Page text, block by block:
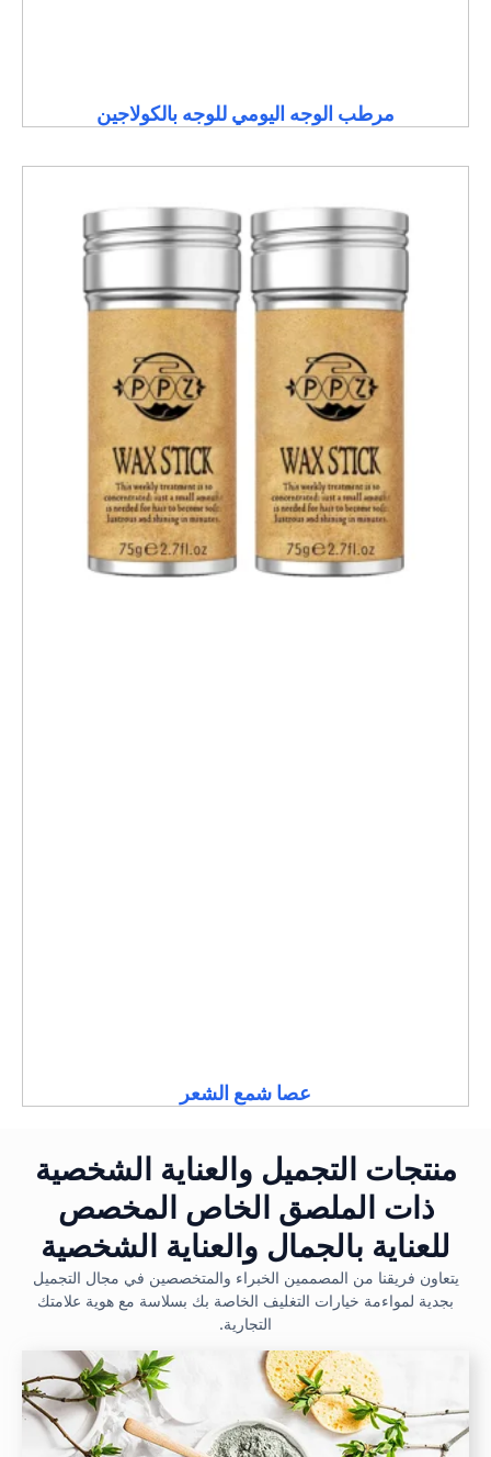
مرطب الوجه اليومي للوجه بالكولاجين
عصا شمع الشعر
منتجات التجميل والعناية الشخصية
ذات الملصق الخاص المخصص
للعناية بالجمال والعناية الشخصية
يتعاون فريقنا من المصممين الخبراء والمتخصصين في مجال التجميل
بجدية لمواءمة خيارات التغليف الخاصة بك بسلاسة مع هوية علامتك
التجارية.